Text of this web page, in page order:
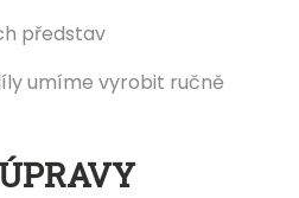
představ
umíme vyrobit ručně